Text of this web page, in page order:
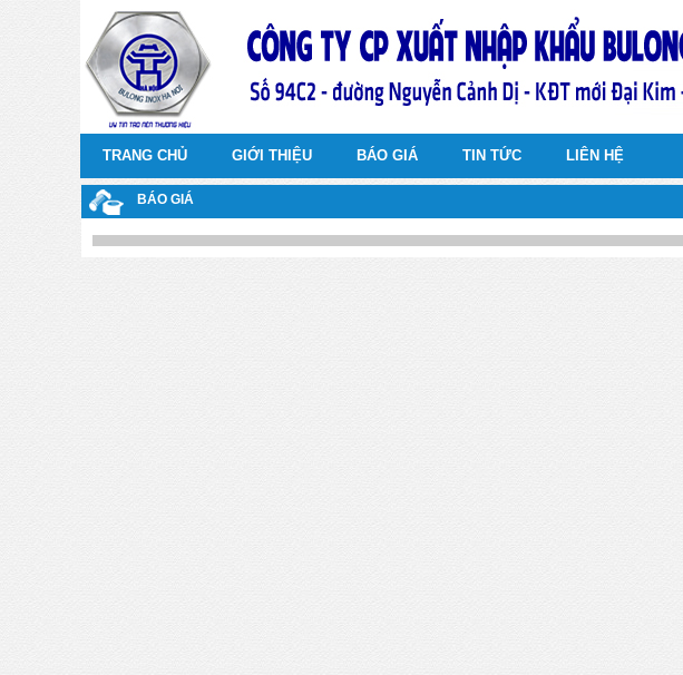
TRANG CHỦ GIỚI THIỆU BÁO GIÁ TIN TỨC LIÊN HỆ
BÁO GIÁ